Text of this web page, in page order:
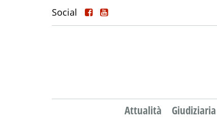
Social
Attualità Giudiziaria